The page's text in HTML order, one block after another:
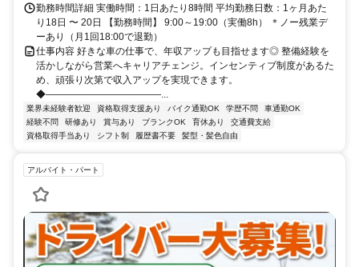
勤務時間詳細 実働時間：1日あたり8時間 平均勤務日数：1ヶ月あた
り18日 〜 20日 【勤務時間】 9:00～19:00（実働8h） ＊ノー残業デ
ーあり（月1回18:00で退勤）
仕事内容 好きな車の仕事で、年収アップも目指せます◎ 整備経験を
活かしながら営業へキャリアチェンジ。インセンティブ制度があるた
め、頑張り次第で収入アップを実現できます。
◆――――――――――――...
業界未経験者歓迎 資格取得支援あり バイク通勤OK 学歴不問
車通勤OK
経験不問
研修あり 賞与あり ブランクOK 育休あり
交通費支給
資格取得手当あり
シフト制 履歴書不要 髪型・髪色自由
アルバイト・パート